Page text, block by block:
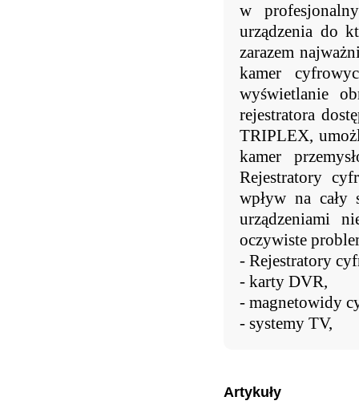
w
urządzenia do
zarazem
kamer
wyświetlanie
rejestratora
TRIPLEX,
kamer
Rejestratory
wpływ na cały
urządzeniami
oczywiste
- Rejestratory
- karty DVR,
- magnetowidy
- systemy TV,
Artykuły